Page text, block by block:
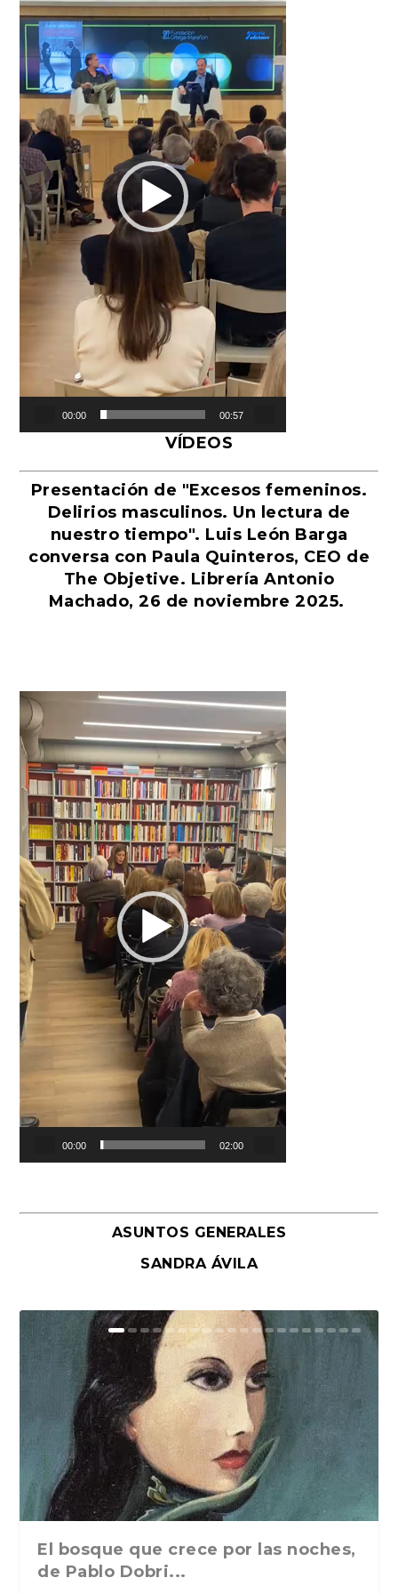
vídeo
00:00 00:57
VÍDEOS
Presentación de "Excesos femeninos.
Delirios masculinos. Un lectura de
nuestro tiempo". Luis León Barga
conversa con Paula Quinteros, CEO de
The Objetive. Librería Antonio
Machado, 26 de noviembre 2025.
Reproductor
de
vídeo
00:00 02:00
ASUNTOS GENERALES
SANDRA ÁVILA
El bosque que crece por las noches,
de Pablo Dobri...